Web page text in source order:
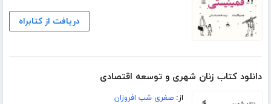
دریافت از کتابراه
دانلود کتاب زنان شهری و توسعه اقتصادی
از:صغری شب افروزان